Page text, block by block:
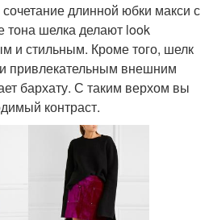
длинной юбки макси с
тона шелка делают look
и стильным. Кроме того, шелк
привлекательным внешним
бархату. С таким верхом вы
контраст.